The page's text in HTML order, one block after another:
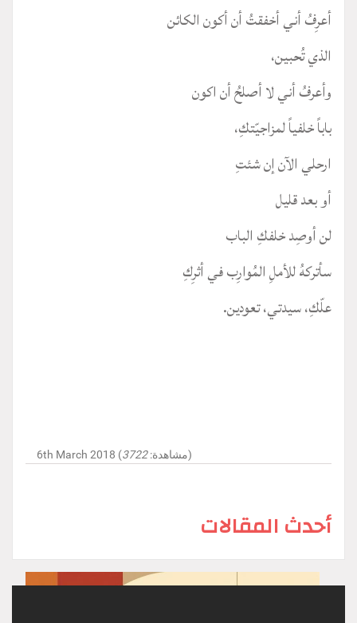
أعرِفُ أني أخفقتُ أن أكون الكائن
الذي تُحبين،
وأعرفُ أني لا أصلحُ أن اكون
باباً خلفياً لمزاجيّتكِ،
ارحلي الآن إن شئتِ
أو بعد قليل
لن أوصِد خلفكِ الباب
سأتركهُ للأملِ المُوارِب في أثرِكِ
علّكِ، سيدتي، تعودين.
6th March 2018 (مشاهدة:3722 )
أحدث المقالات